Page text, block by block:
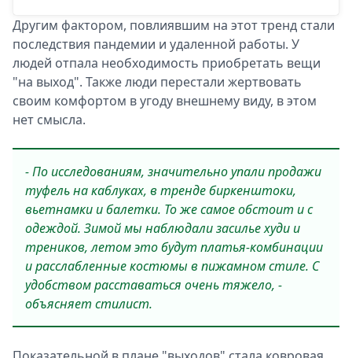
Другим фактором, повлиявшим на этот тренд стали
последствия пандемии и удаленной работы. У
людей отпала необходимость приобретать вещи
"на выход". Также люди перестали жертвовать
своим комфортом в угоду внешнему виду, в этом
нет смысла.
- По исследованиям, значительно упали продажи
туфель на каблуках, в тренде биркенштоки,
вьетнамки и балетки. То же самое обстоит и с
одеждой. Зимой мы наблюдали засилье худи и
треников, летом это будут платья-комбинации
и расслабленные костюмы в пижамном стиле. С
удобством расставаться очень тяжело, -
объясняет стилист.